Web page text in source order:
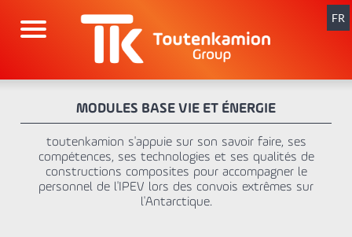
contenu
FR
MODULES BASE VIE ET ÉNERGIE
toutenkamion s'appuie sur son savoir faire, ses
compétences, ses technologies et ses qualités de
constructions composites pour accompagner le
personnel de l'IPEV lors des convois extrêmes sur
l'Antarctique.